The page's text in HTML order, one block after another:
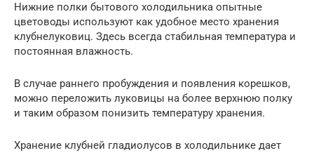
Нижние полки бытового холодильника опытные
цветоводы используют как удобное место хранения
клубнелуковиц. Здесь всегда стабильная температура и
постоянная влажность.
В случае раннего пробуждения и появления корешков,
можно переложить луковицы на более верхнюю полку
и таким образом понизить температуру хранения.
Хранение клубней гладиолусов в холодильнике дает